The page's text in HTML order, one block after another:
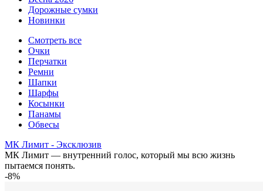
Дорожные сумки
Новинки
Смотреть все
Очки
Перчатки
Ремни
Шапки
Шарфы
Косынки
Панамы
Обвесы
МК Лимит - Эксклюзив
МК Лимит — внутренний голос, который мы всю жизнь
пытаемся понять.
-8%